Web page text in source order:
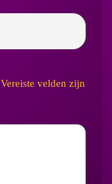
Vereiste velden zijn